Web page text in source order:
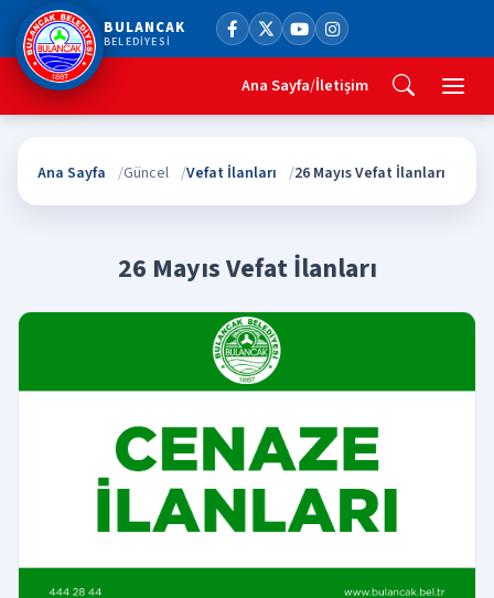
BULANCAK
BELEDİYESİ
Ana Sayfa/İletişim
Ana Sayfa Güncel Vefat İlanları 26 Mayıs Vefat İlanları
26 Mayıs Vefat İlanları